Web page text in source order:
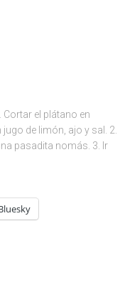
Cortar el plátano en
de limón, ajo y sal. 2.
pasadita nomás. 3. Ir